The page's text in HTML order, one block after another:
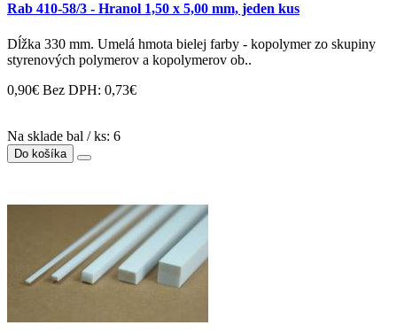
Rab 410-58/3 - Hranol 1,50 x 5,00 mm, jeden kus
Dĺžka 330 mm. Umelá hmota bielej farby - kopolymer zo skupiny
styrenových polymerov a kopolymerov ob..
0,90€ Bez DPH: 0,73€
Na sklade bal / ks: 6
Do košíka